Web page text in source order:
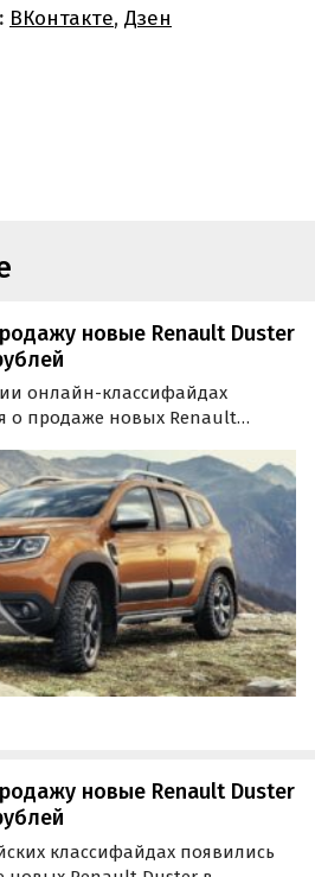
ВКонтакте, Дзен
новые Renault Duster
онлайн-классифайдах
о продаже новых Renault
октября стартуют от 2 122
дня».
новые Renault Duster
классифайдах появились